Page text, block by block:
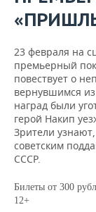
23 февраля на
премьерный
повествует о
вернувшимся
наград были
герой Накип
Зрители
советским
СССР.
Билеты от 300
12+